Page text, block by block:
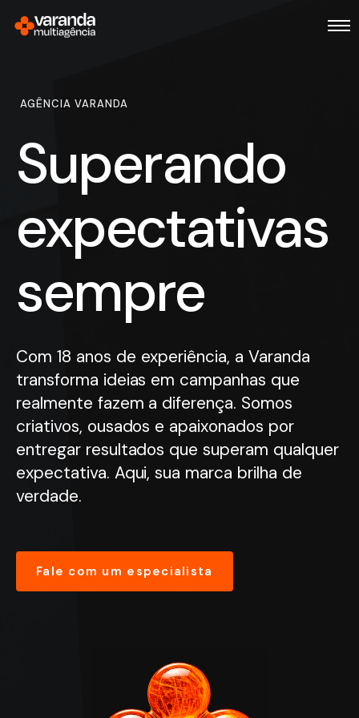
AGÊNCIA VARANDA
Superando
expectativas
sempre
Com 18 anos de experiência, a Varanda
transforma ideias em campanhas que
realmente fazem a diferença. Somos
criativos, ousados e apaixonados por
entregar resultados que superam qualquer
expectativa. Aqui, sua marca brilha de
verdade.
Fale com um especialista